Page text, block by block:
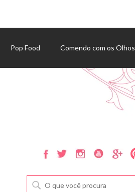
Pop Food Comendo com os Olhos